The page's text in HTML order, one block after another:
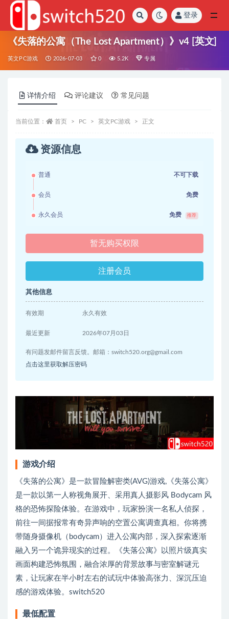
登录
《失落的公寓（The Lost Apartment）》v4 [英文]
英文PC游戏 2026-07-03 0 5.2K 专属
详情介绍 评论建议 常见问题
当前位置： 首页 PC 英文PC游戏 正文
资源信息
普通 不可下载
会员 免费
永久会员 免费 推荐
暂无购买权限
注册会员
其他信息
有效期 永久有效
最近更新 2026年07月03日
有问题发邮件留言反馈。邮箱： switch520.org@gmail.com
点击这里获取解压密码
游戏介绍
《失落的公寓》是一款冒险解密类(AVG)游戏,《失落公寓》
是一款以第一人称视角展开、采用真人摄影风 Bodycam 风
格的恐怖探险体验。在游戏中，玩家扮演一名私人侦探，
前往一间据报常有奇异声响的空置公寓调查真相。你将携
带随身摄像机（bodycam）进入公寓内部，深入探索逐渐
融入另一个诡异现实的过程。《失落公寓》以照片级真实
画面构建恐怖氛围，融合浓厚的背景故事与密室解谜元
素，让玩家在半小时左右的试玩中体验高张力、深沉压迫
感的游戏体验。switch520
最低配置